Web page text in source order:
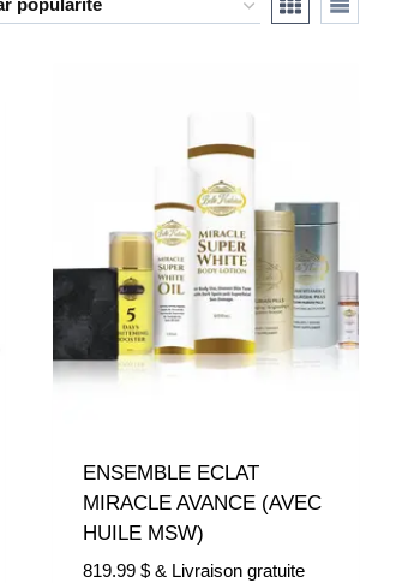
ENSEMBLE ECLAT
MIRACLE AVANCE (AVEC
HUILE MSW)
819.99 $ & Livraison gratuite